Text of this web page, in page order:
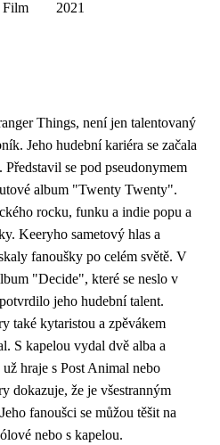
Film 2021
Things, není jen talentovaný
Jeho hudební kariéra se začala
se pod pseudonymem
album "Twenty Twenty".
rocku, funku a indie popu a
Keeryho sametový hlas a
fanoušky po celém světě. V
"Decide", které se neslo v
jeho hudební talent.
také kytaristou a zpěvákem
S kapelou vydal dvě alba a
hraje s Post Animal nebo
dokazuje, že je všestranným
fanoušci se můžou těšit na
nebo s kapelou.